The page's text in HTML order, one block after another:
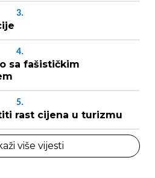
3.
4.
sa fašističkim
5.
rast cijena u turizmu
više vijesti